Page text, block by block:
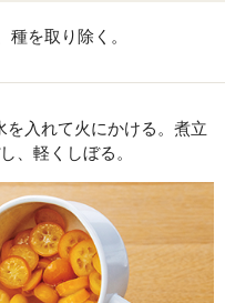
を取り除く。
入れて火にかける。煮立
、軽くしぼる。